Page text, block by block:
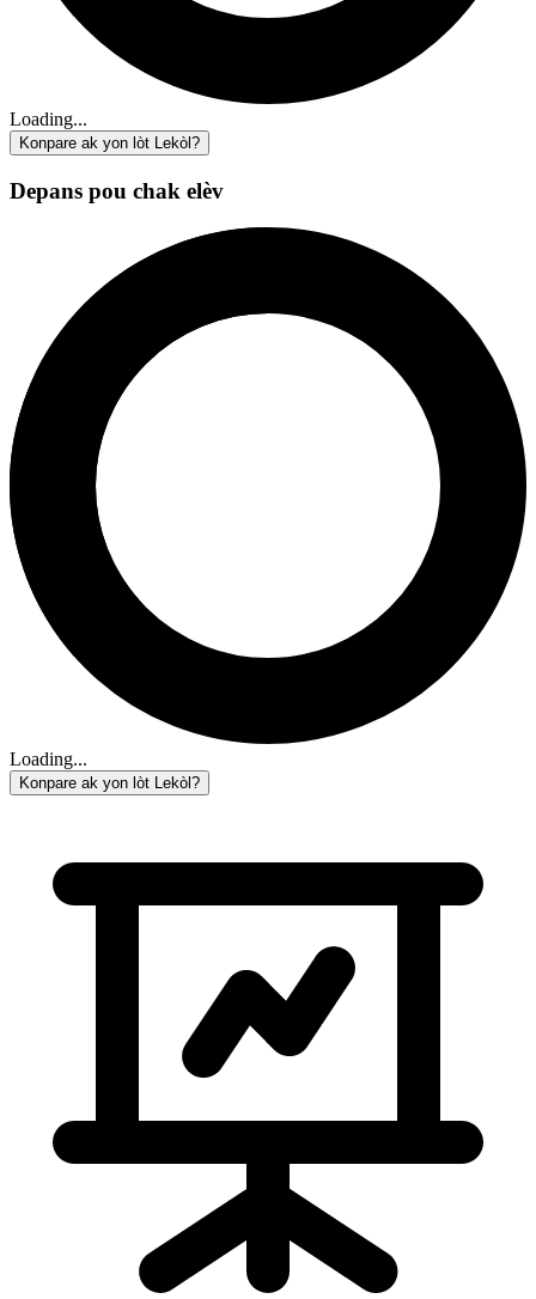
Loading...
Konpare ak yon lòt Lekòl?
Depans pou chak elèv
Loading...
Konpare ak yon lòt Lekòl?